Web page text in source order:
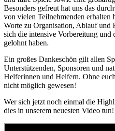
Besonders gefreut hat uns das
von vielen Teilnehmenden erhalten
Worte zu Organisation, Ablauf und
sich die intensive Vorbereitung und
gelohnt haben.
Ein großes Dankeschön gilt allen
Unterstützenden, Sponsoren und
Helferinnen und Helfern. Ohne
nicht möglich gewesen!
Wer sich jetzt noch einmal die
dies in unserem neuesten Video tun!